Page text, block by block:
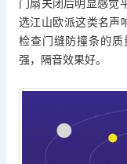
门扇关闭后明显感觉
选江山欧派这类名声
检查门缝防撞条的
强，隔音效果好。